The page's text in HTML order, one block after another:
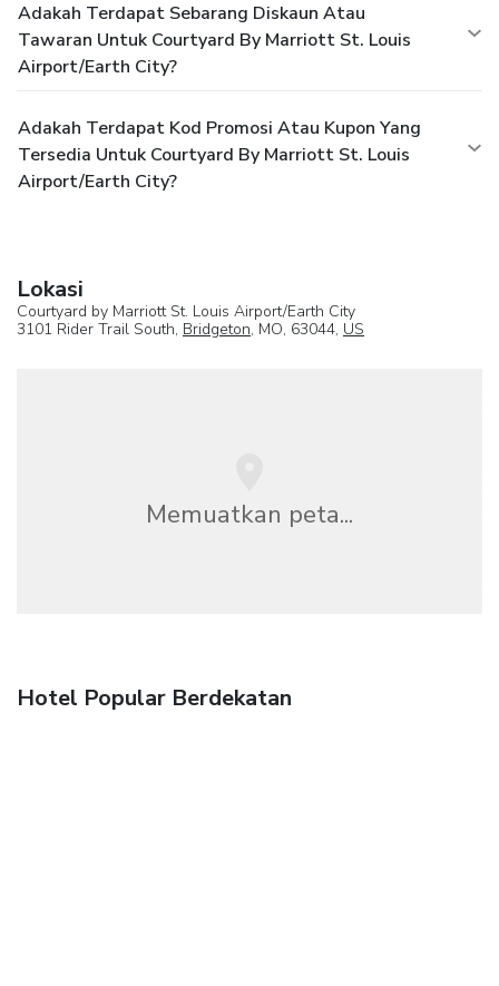
Adakah Terdapat Sebarang Diskaun Atau
Tawaran Untuk Courtyard By Marriott St. Louis
Airport/Earth City?
Adakah Terdapat Kod Promosi Atau Kupon Yang
Tersedia Untuk Courtyard By Marriott St. Louis
Airport/Earth City?
Lokasi
Courtyard by Marriott St. Louis Airport/Earth City
3101 Rider Trail South, Bridgeton, MO, 63044, US
Memuatkan peta...
Hotel Popular Berdekatan